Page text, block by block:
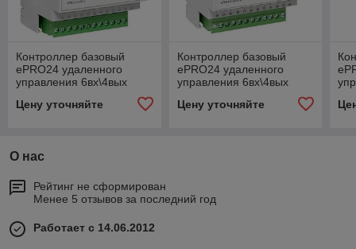
Контроллер базовый
ePRO24 удаленного
управления 6вх\4вых
230В GSM EKF PROxima
Цену уточняйте
Контроллер базовый
ePRO24 удаленного
управления 6вх\4вых
внешней антенной EKF
Цену уточняйте
О нас
Рейтинг не сформирован
Менее 5 отзывов за последний год
Работает с 14.06.2012